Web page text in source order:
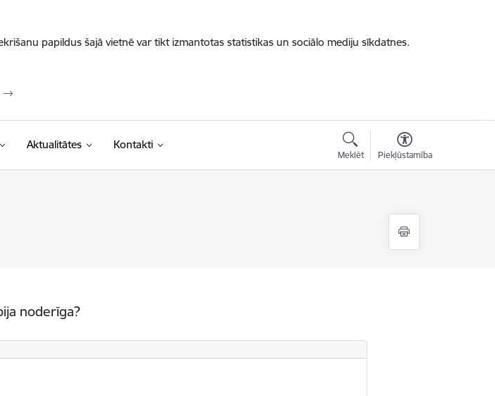
papildus šajā vietnē var tikt izmantotas statistikas un sociālo mediju sīkdatnes.
Aktualitātes Kontakti
Meklēt Piekļūstamība
noderīga?